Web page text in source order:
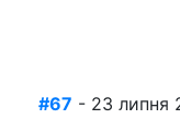
#67 - 23 липня